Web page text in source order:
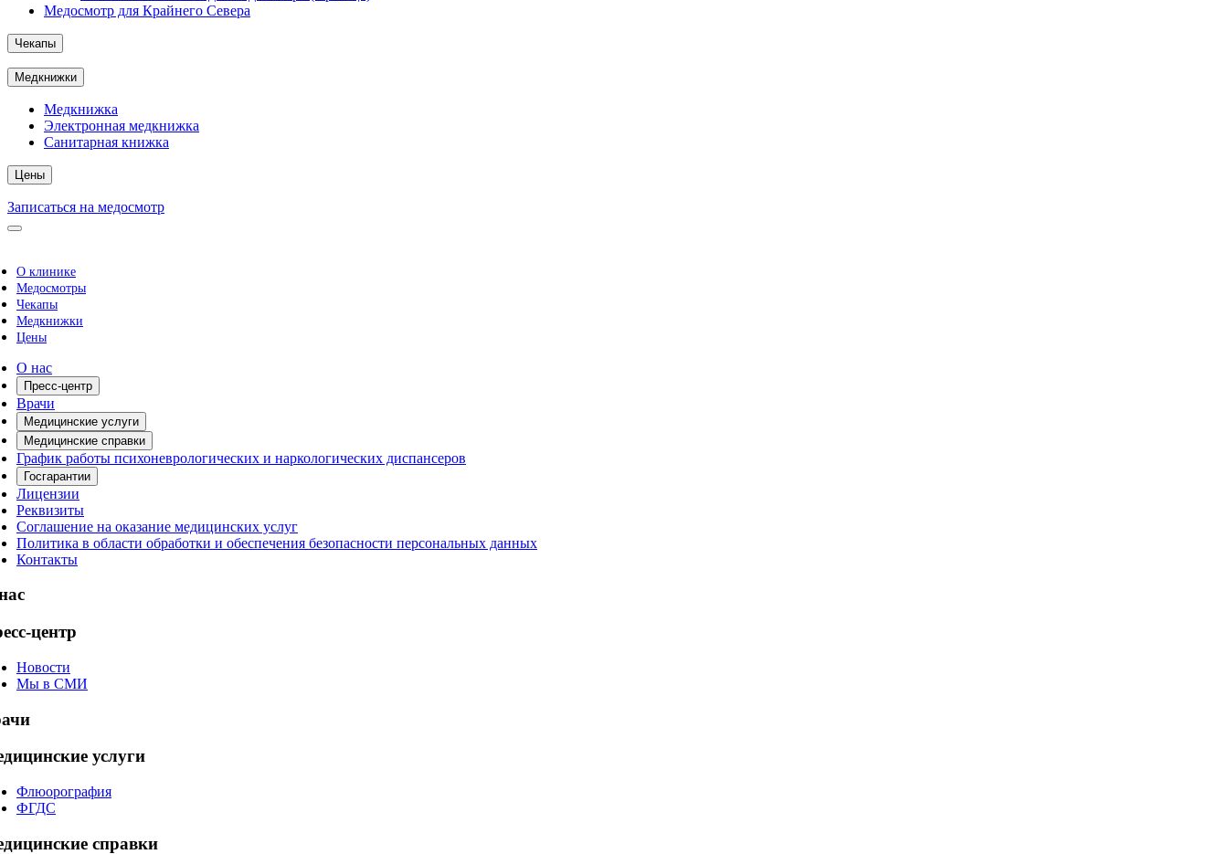
Медосмотр для Крайнего Севера
Чекапы
Медкнижки
Медкнижка
Электронная медкнижка
Санитарная книжка
Цены
Записаться на медосмотр
О клинике
Медосмотры
Чекапы
Медкнижки
Цены
О нас
Пресс-центр
Врачи
Медицинские услуги
Медицинские справки
График работы психоневрологических и наркологических диспансеров
Госгарантии
Лицензии
Реквизиты
Соглашение на оказание медицинских услуг
Политика в области обработки и обеспечения безопасности персональных данных
Контакты
центр
Новости
Мы в СМИ
услуги
Флюорография
ФГДС
справки